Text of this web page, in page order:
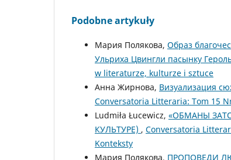
Podobne artykuły
Мария Полякова, Образ
Ульриха Цвингли пасынку
w literaturze, kulturze i sztuce
Анна Жирнова, Визуализация
Conversatoria Litteraria: Tom 15
Ludmiła Łucewicz, «ОБМАНЫ
КУЛЬТУРЕ) , Conversatoria
Konteksty
Мария Полякова, ПРОПОВЕДИ